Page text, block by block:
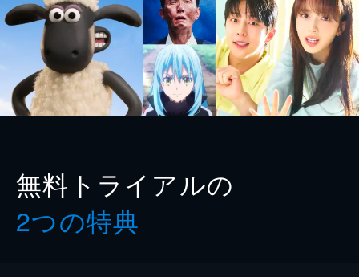
無料トライアルの
2つの特典